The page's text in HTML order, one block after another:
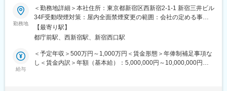
■働き方・得られる経験：
◎お客様の課題を的確に把握し、最適なSaaSやソリューションを
提案するスキルが身につく
◎必要に応じて複数のSaaSを組み合わせ、実際の業務課題を解決
する経験ができる
◎発信文化（ブログ・登壇・コミュニティ）を通じ、専門性や信
業部は、日本にはまだ少ないサイエンス力とエンジニアリング力
の両方を合わせ持つ組織で、社会で利用できるAI・DXシステム実
装を支援しています。また、官公庁や国公立大学や私立大学とも
連携して産官学連携プロジェクトも実施し、先端的なテクロノジ
ーを社会に還元する取り組みを実施しています。
当ポジションは、お客様のDXに関する経営課題や事業課題に向け
たあらゆる支援を行います。
勤務地
＜勤務地詳細＞本社住所：東京都新宿区西新宿2-1-1 新宿三井ビル
34F受動喫煙対策：屋内全面禁煙変更の範囲：会社の定める事業
所（リモートワーク含む）
【最寄り駅】
都庁前駅、西新宿駅、新宿西口駅
給与
＜予定年収＞500万円～1,000万円＜賃金形態＞年俸制補足事項な
し＜賃金内訳＞年額（基本給）：5,000,000円～10,000,000円＜